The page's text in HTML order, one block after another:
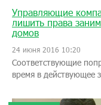
Управляющие
лишить права
домов
24 июня 2016 10:20
Соответствующие
время в действующее